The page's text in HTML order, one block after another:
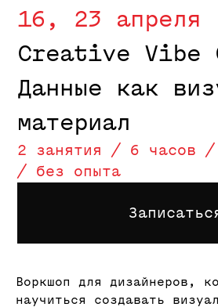
Воркшоп для дизайнеров,
научиться создавать